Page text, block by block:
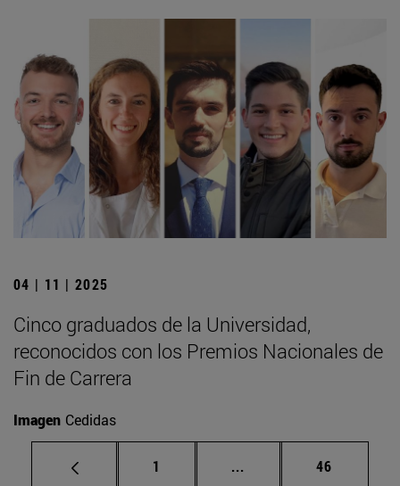
04 | 11 | 2025
Cinco graduados de la Universidad,
reconocidos con los Premios Nacionales de
Fin de Carrera
Imagen Cedidas
Página
1 ... Páginas intermedias
Página
46